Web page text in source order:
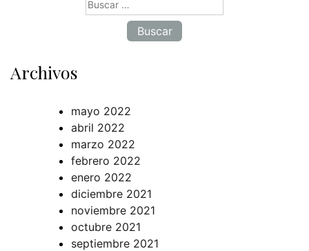
Archivos
mayo 2022
abril 2022
marzo 2022
febrero 2022
enero 2022
diciembre 2021
noviembre 2021
octubre 2021
septiembre 2021